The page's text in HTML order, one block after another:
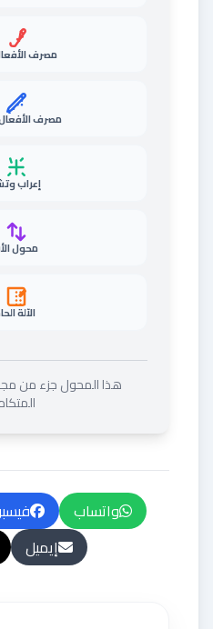
مصرف
مصرف
إعراب
محول
الآلة
هذا المحول جزء من
واتساب
إيميل